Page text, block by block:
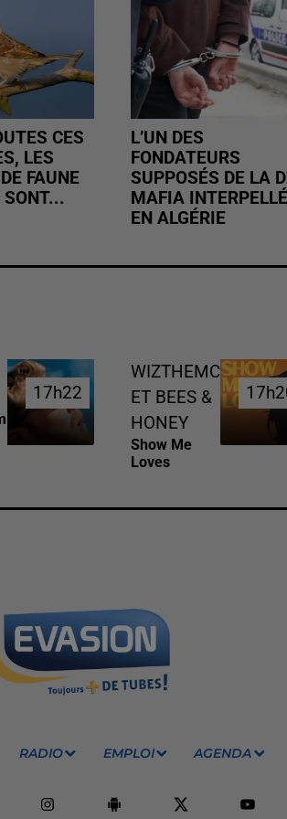
CES
LES
FAUNE
L’UN DES
FONDATEURS
SUPPOSÉS DE LA
MAFIA INTERPELLÉ
EN ALGÉRIE
17h22
17h22
WIZTHEMC
ET BEES &
HONEY
Show Me
Loves
RADIO EMPLOI AGENDA